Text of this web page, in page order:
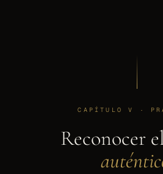
CAPÍTULO V ·
Reconocer